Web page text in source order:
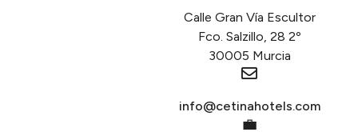
Calle Gran Vía Escultor
Fco. Salzillo, 28 2º
30005 Murcia
info@cetinahotels.com